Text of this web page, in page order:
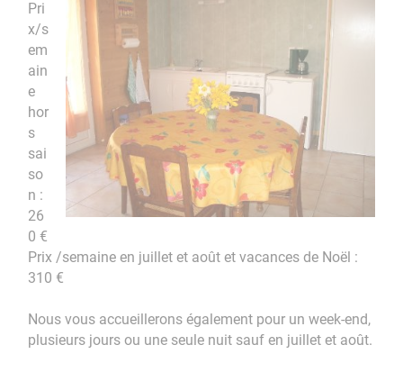
Pri
x/s
em
ain
e
hor
s
sai
so
n :
26
0 €
Prix /semaine en juillet et août et vacances de Noël :
310 €
Nous vous accueillerons également pour un week-end,
plusieurs jours ou une seule nuit sauf en juillet et août.